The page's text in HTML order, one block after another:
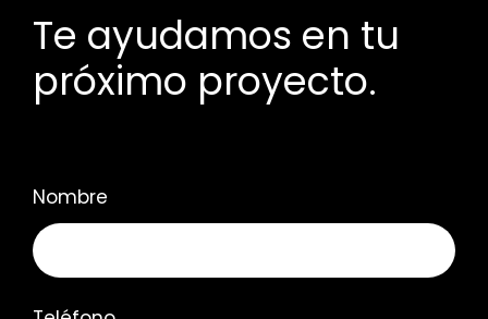
Te ayudamos en tu
próximo proyecto.
Nombre